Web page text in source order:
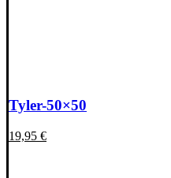
Tyler-50×50
19,95 €